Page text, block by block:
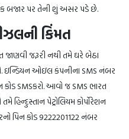
બજાર પર તેની શું અસર પડે છે.
કિંમત
જાણવી જરૂરી નથી તમે ઘરે બેઠા
ઇન્ડિયન ઓઇલ કંપનીના SMS નંબર
કોડ SMSકરો. આવો જ SMS ભારત
હિન્દુસ્તાન પેટ્રોલિયમ કોર્પોરેશન
પિન કોડ 9222201122 નંબર